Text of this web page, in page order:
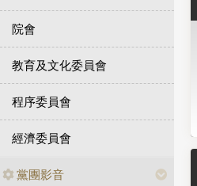
院會
教育及文化委員會
程序委員會
經濟委員會
黨團影音